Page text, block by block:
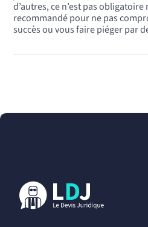
d’autres, ce n’est pas
recommandé pour ne pas
succès ou vous faire piéger par